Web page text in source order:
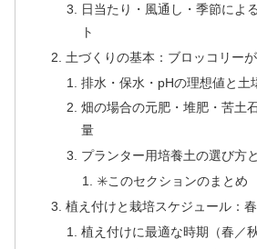
日当たり・風通し・季節によ
ト
土づくりの基本：ブロッコリー
排水・保水・pHの理想値と土
畑の場合の元肥・堆肥・苦土
量
プランター用培養土の選び方
✳️このセクションのまとめ
植え付けと栽培スケジュール：
植え付けに最適な時期（春／